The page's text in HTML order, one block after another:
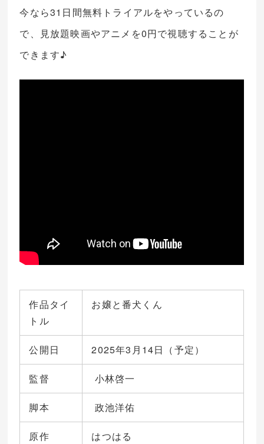
今なら31日間無料トライアルをやっているの
で、見放題映画やアニメを0円で視聴することが
できます♪
作品タイ
トル
お嬢と番犬くん
公開日 2025年3月14日（予定）
監督 小林啓一
脚本 政池洋佑
原作 はつはる